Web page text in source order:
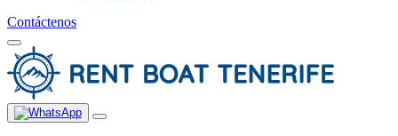
Contáctenos